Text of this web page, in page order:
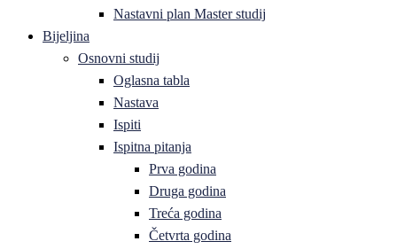
Nastavni plan Master studij
Bijeljina
Osnovni studij
Oglasna tabla
Nastava
Ispiti
Ispitna pitanja
Prva godina
Druga godina
Treća godina
Četvrta godina